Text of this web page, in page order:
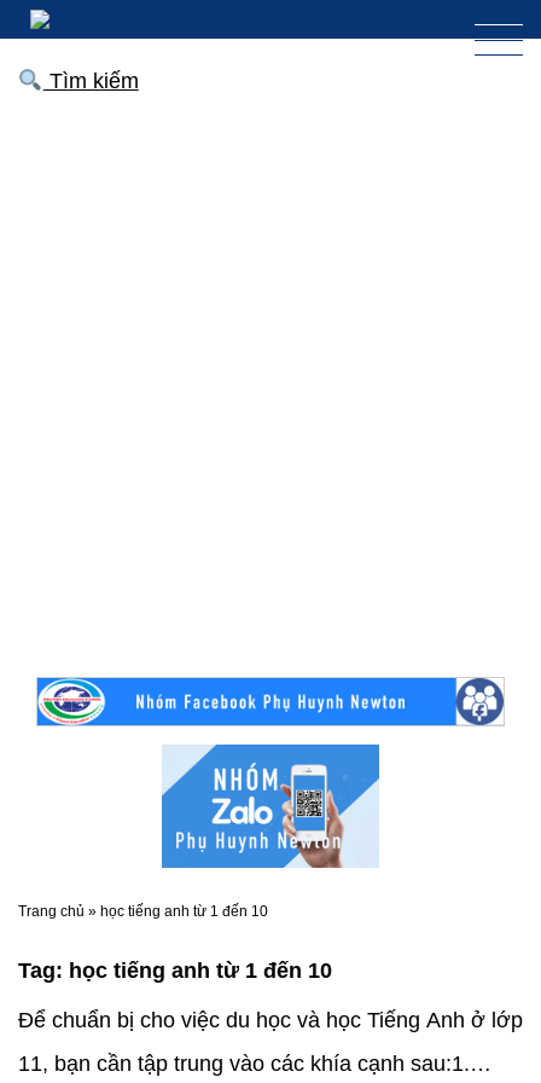
Tìm kiếm
Trang chủ » học tiếng anh từ 1 đến 10
Tag: học tiếng anh từ 1 đến 10
Để chuẩn bị cho việc du học và học Tiếng Anh ở lớp
11, bạn cần tập trung vào các khía cạnh sau:1.